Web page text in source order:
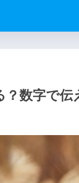
数字で